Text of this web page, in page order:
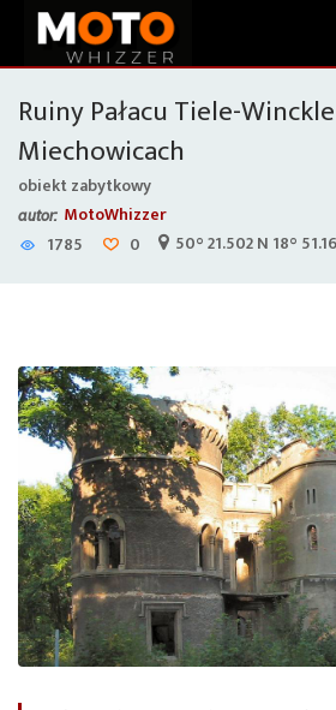
Ruiny Pałacu Tiele-
Miechowicach
obiekt zabytkowy
autor: MotoWhizzer
1785
0 50° 21.502 N 18°